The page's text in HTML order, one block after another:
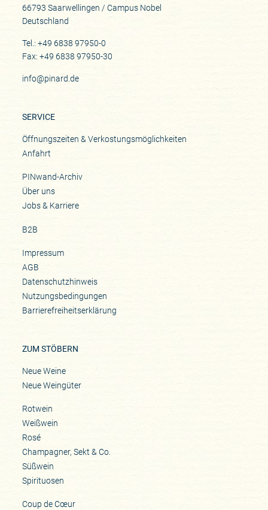
66793 Saarwellingen / Campus Nobel
Deutschland
Tel.: +49 6838 97950-0
Fax: +49 6838 97950-30
info@pinard.de
SERVICE
Öffnungszeiten & Verkostungsmöglichkeiten
Anfahrt
PINwand-Archiv
Über uns
Jobs & Karriere
B2B
Impressum
AGB
Datenschutzhinweis
Nutzungsbedingungen
Barrierefreiheitserklärung
ZUM STÖBERN
Neue Weine
Neue Weingüter
Rotwein
Weißwein
Rosé
Champagner, Sekt & Co.
Süßwein
Spirituosen
Coup de Cœur